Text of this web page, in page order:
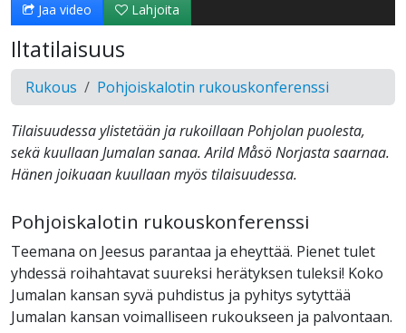
Jaa video Lahjoita
Iltatilaisuus
Rukous Pohjoiskalotin rukouskonferenssi
Tilaisuudessa ylistetään ja rukoillaan Pohjolan puolesta,
sekä kuullaan Jumalan sanaa. Arild Måsö Norjasta saarnaa.
Hänen joikuaan kuullaan myös tilaisuudessa.
Pohjoiskalotin rukouskonferenssi
Teemana on Jeesus parantaa ja eheyttää. Pienet tulet
yhdessä roihahtavat suureksi herätyksen tuleksi! Koko
Jumalan kansan syvä puhdistus ja pyhitys sytyttää
Jumalan kansan voimalliseen rukoukseen ja palvontaan.